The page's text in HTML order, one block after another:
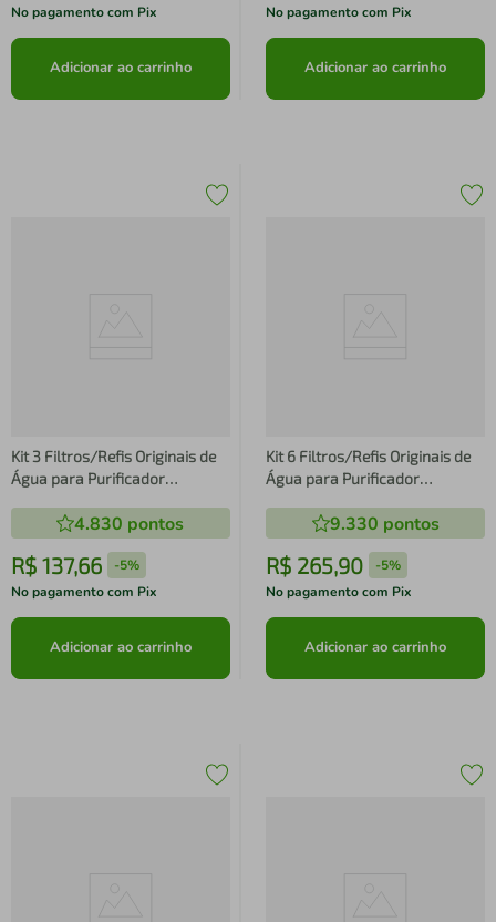
No pagamento com Pix
Adicionar ao carrinho
No pagamento com Pix
Adicionar ao carrinho
Kit 3 Filtros/Refis Originais de
Água para Purificador
PE11B/PE11X/PC41B/PC41X/PH41B/PH41X
4.830 pontos
R$ 137,66 -5%
No pagamento com Pix
Adicionar ao carrinho
Kit 6 Filtros/Refis Originais de
Água para Purificador
PE11B/PE11X/PC41B/PC41X/
9.330 pontos
R$ 265,90 -5%
No pagamento com Pix
Adicionar ao carrinho